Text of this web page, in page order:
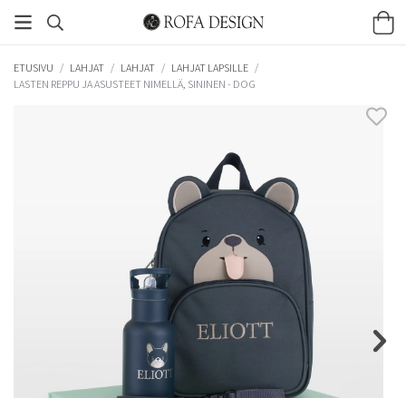
ETUSIVU / LAHJAT / LAHJAT / LAHJAT LAPSILLE /
LASTEN REPPU JA ASUSTEET NIMELLÄ, SININEN - DOG